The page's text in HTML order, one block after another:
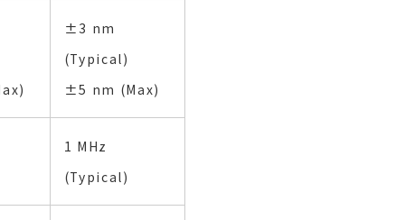
±3 nm
(Typical)
±5 nm (Max)
1 MHz
(Typical)